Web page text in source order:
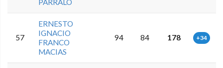
57
ERNESTO
IGNACIO
FRANCO
MACIAS
94 84 178 +34